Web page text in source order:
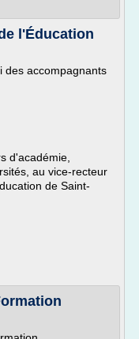
l'Éducation
des accompagnants
d'académie,
au vice-recteur
de Saint-